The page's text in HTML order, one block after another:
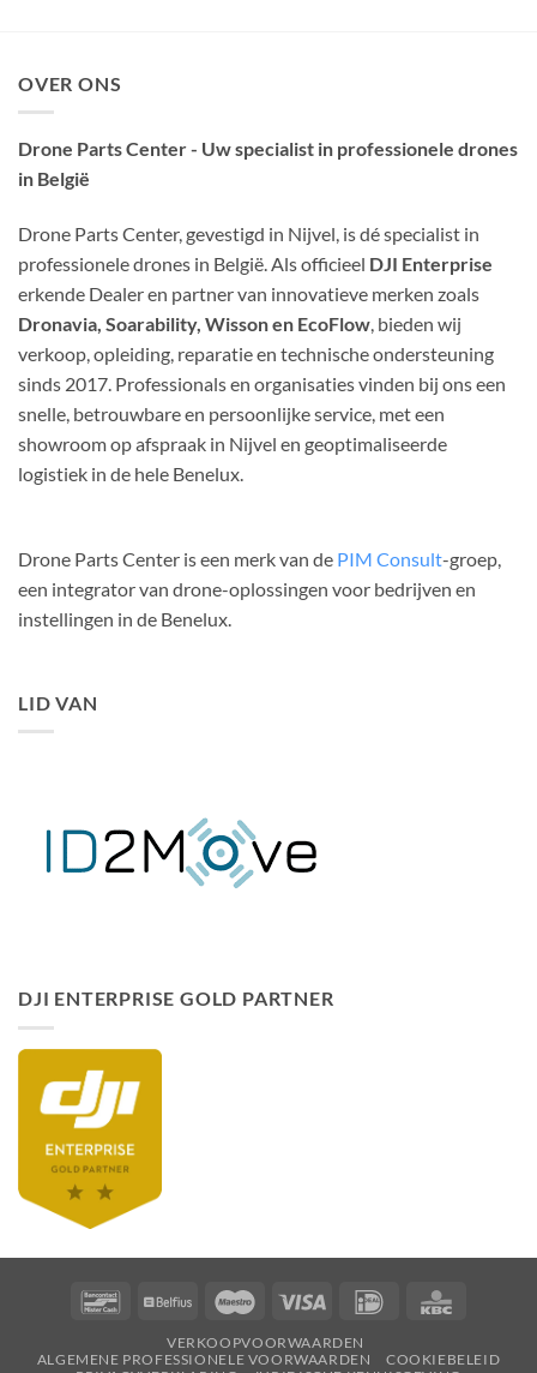
OVER ONS
Drone Parts Center - Uw specialist in professionele drones
in België
Drone Parts Center, gevestigd in Nijvel, is dé specialist in
professionele drones in België. Als officieel DJI Enterprise
erkende Dealer en partner van innovatieve merken zoals
Dronavia, Soarability, Wisson en EcoFlow, bieden wij
verkoop, opleiding, reparatie en technische ondersteuning
sinds 2017. Professionals en organisaties vinden bij ons een
snelle, betrouwbare en persoonlijke service, met een
showroom op afspraak in Nijvel en geoptimaliseerde
logistiek in de hele Benelux.
Drone Parts Center is een merk van de PIM Consult-groep,
een integrator van drone-oplossingen voor bedrijven en
instellingen in de Benelux.
LID VAN
DJI ENTERPRISE GOLD PARTNER
BancontactBelfius Maestro Ideaal
VERKOOPVOORWAARDEN
ALGEMENE PROFESSIONELE VOORWAARDEN
COOKIEBELEID